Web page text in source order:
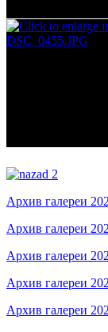
Архив галереи
Архив галереи
Архив галереи
Архив галереи
Архив галереи